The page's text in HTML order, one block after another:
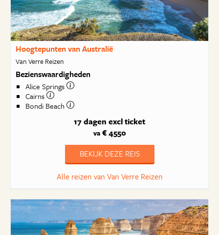
Hoogtepunten van Australië
Van Verre Reizen
Bezienswaardigheden
Alice Springs
Cairns
Bondi Beach
17 dagen excl ticket
va€ 4550
BEKIJK DEZE REIS
Alle reizen van Van Verre Reizen